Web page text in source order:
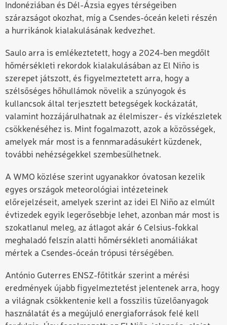
Indonéziában és Dél-Ázsia egyes térségeiben
szárazságot okozhat, míg a Csendes-óceán keleti részén
a hurrikánok kialakulásának kedvezhet.
Saulo arra is emlékeztetett, hogy a 2024-ben megdőlt
hőmérsékleti rekordok kialakulásában az El Niño is
szerepet játszott, és figyelmeztetett arra, hogy a
szélsőséges hőhullámok növelik a szúnyogok és
kullancsok által terjesztett betegségek kockázatát,
valamint hozzájárulhatnak az élelmiszer- és vízkészletek
csökkenéséhez is. Mint fogalmazott, azok a közösségek,
amelyek már most is a fennmaradásukért küzdenek,
további nehézségekkel szembesülhetnek.
A WMO közlése szerint ugyanakkor óvatosan kezelik
egyes országok meteorológiai intézeteinek
előrejelzéseit, amelyek szerint az idei El Niño az elmúlt
évtizedek egyik legerősebbje lehet, azonban már most is
szokatlanul meleg, az átlagot akár 6 Celsius-fokkal
meghaladó felszín alatti hőmérsékleti anomáliákat
mértek a Csendes-óceán trópusi térségében.
António Guterres ENSZ-főtitkár szerint a mérési
eredmények újabb figyelmeztetést jelentenek arra, hogy
a világnak csökkentenie kell a fosszilis tüzelőanyagok
használatát és a megújuló energiaforrások felé kell